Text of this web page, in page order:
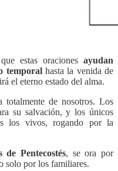
estas oraciones ayudan
temporal hasta la venida de
el eterno estado del alma.
totalmente de nosotros. Los
su salvación, y los únicos
los vivos, rogando por la
de Pentecostés, se ora por
solo por los familiares.